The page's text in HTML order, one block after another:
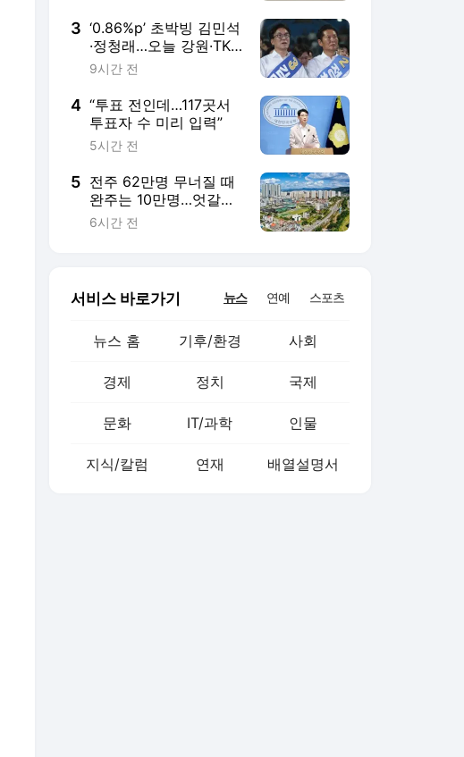
3 ‘0.86%p’ 초박빙 김민석
·정청래…오늘 강원·TK
표심은
9시간 전
4 “투표 전인데…117곳서
투표자 수 미리 입력”
5시간 전
5 전주 62만명 무너질 때
완주는 10만명…엇갈린
‘한 생활권’
6시간 전
서비스 바로가기 뉴스 연예 스포츠
뉴스 홈 기후/환경 사회
경제 정치 국제
문화 IT/과학 인물
지식/칼럼 연재 배열설명서